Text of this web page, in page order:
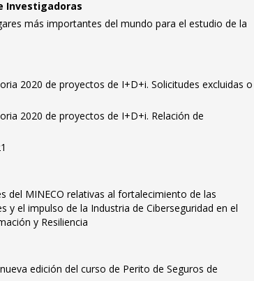
Investigadoras
más importantes del mundo para el estudio de la
2020 de proyectos de I+D+i. Solicitudes excluidas o
2020 de proyectos de I+D+i. Relación de
del MINECO relativas al fortalecimiento de las
y el impulso de la Industria de Ciberseguridad en el
y Resiliencia
edición del curso de Perito de Seguros de